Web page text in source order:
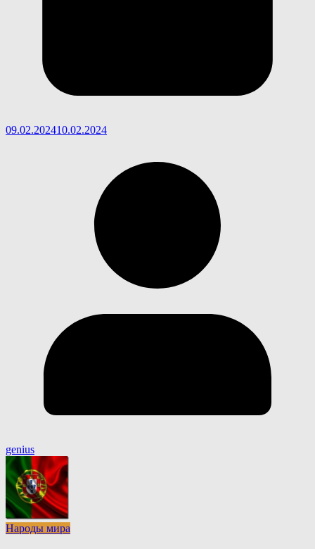
09.02.202410.02.2024
genius
Народы мира